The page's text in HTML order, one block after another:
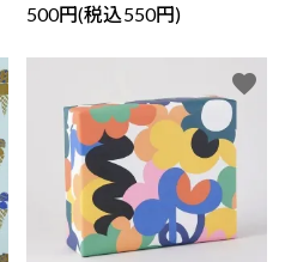
500円(税込550円)
favorite